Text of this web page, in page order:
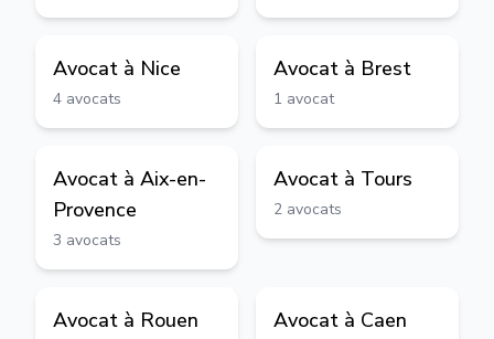
Avocat à Nice
4 avocats
Avocat à Brest
1 avocat
Avocat à Aix-en-
Provence
3 avocats
Avocat à Tours
2 avocats
Avocat à Rouen Avocat à Caen